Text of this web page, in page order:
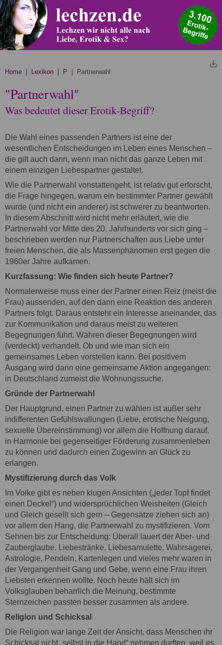
Home Lexikon P | Partnerwahl
"Partnerwahl"
Was bedeutet dieser Erotik-Begriff?
Die Wahl eines passenden Partners ist eine der
wesentlichen Entscheidungen im Leben eines Menschen –
die gilt auch dann, wenn man nicht das ganze Leben mit
einem einzigen Liebespartner gestaltet.
Wie die Partnerwahl vonstattengeht, ist relativ gut erforscht,
die Frage hingegen, warum ein bestimmter Partner gewählt
wurde (und nicht ein anderer) ist schwerer zu beantworten.
In diesem Abschnitt wird nicht mehr erläutert, wie die
Partnerwahl vor Mitte des 20. Jahrhunderts vor sich ging –
beschrieben werden nur Partnerschaften aus Liebe unter
freien Menschen, die als Massenphänomen erst gegen die
1960er Jahre aufkamen.
Kurzfassung: Wie finden sich heute Partner?
Normalerweise muss einer der Partner einen Reiz (meist die
Frau) aussenden, auf den dann eine Reaktion des anderen
Partners folgt. Daraus entsteht ein Interesse aneinander, das
zur Kommunikation und daraus meist zu weiteren
Begegnungen führt. Währen dieser Begegnungen wird
(verdeckt) verhandelt. Ob und wie man sich ein
gemeinsames Leben vorstellen kann. Bei positivem
Ausgang wird dann eine gemeinsame Aktion angegangen:
in Deutschland zumeist die Wohnungssuche.
Gründe der Partnerwahl
Der Hauptgrund, einen Partner zu wählen ist außer sehr
indifferenten Gefühlswallungen (Liebe, erotische Neigung,
sexuelle Übereinstimmung) vor allem die Hoffnung darauf,
in Harmonie bei gegenseitiger Förderung zusammenleben
zu können und dadurch einen Zugewinn an Glück zu
erlangen.
Mystifizierung durch das Volk
Im Volke gibt es neben klugen Ansichten („jeder Topf findet
einen Deckel“) und widersprüchlichen Weisheiten (Gleich
und Gleich gesellt sich gern – Gegensätze ziehen sich an)
vor allem den Hang, die Partnerwahl zu mystifizieren. Vom
Sehnen bis zur Entscheidung: Überall lauert der Aber- und
Zauberglaube. Liebestränke, Liebesamulette, Wahrsagerei,
Astrologie, Pendeln, Kartenlegen und vieles mehr waren in
der Vergangenheit Gang und Gebe, wenn eine Frau ihren
Liebsten erkennen wollte. Noch heute hält sich im
Volksglauben beharrlich die Meinung, bestimmte
Sternzeichen passten besser zusammen als andere.
Religion und Schicksal
Die Religion war lange Zeit der Ansicht, dass Menschen ihr
Schicksal nicht „selbst in die Hand“ nehmen durften, weil es